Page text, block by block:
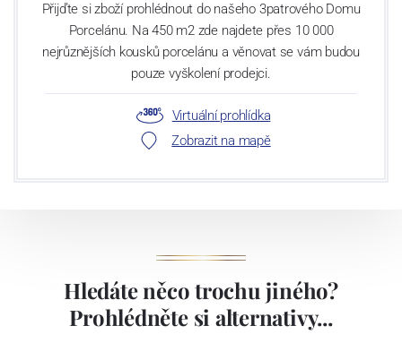
Přijďte si zboží prohlédnout do našeho 3patrového Domu
Porcelánu. Na 450 m2 zde najdete přes 10 000
nejrůznějších kousků porcelánu a věnovat se vám budou
pouze vyškolení prodejci.
Virtuální prohlídka
Zobrazit na mapě
Hledáte něco trochu jiného?
Prohlédněte si alternativy...